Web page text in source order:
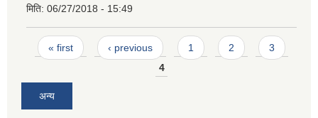
मिति: 06/27/2018 - 15:49
Pages
« first ‹ previous 1 2
3
4
अन्य